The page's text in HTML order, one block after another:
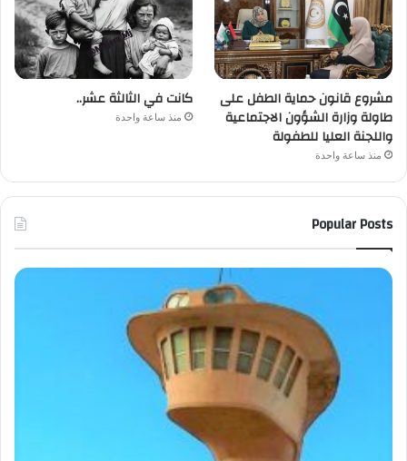
مشروع قانون حماية الطفل على
طاولة وزارة الشؤون الاجتماعية
واللجنة العليا للطفولة
منذ ساعة واحدة
كانت في الثالثة عشر..
منذ ساعة واحدة
Popular Posts